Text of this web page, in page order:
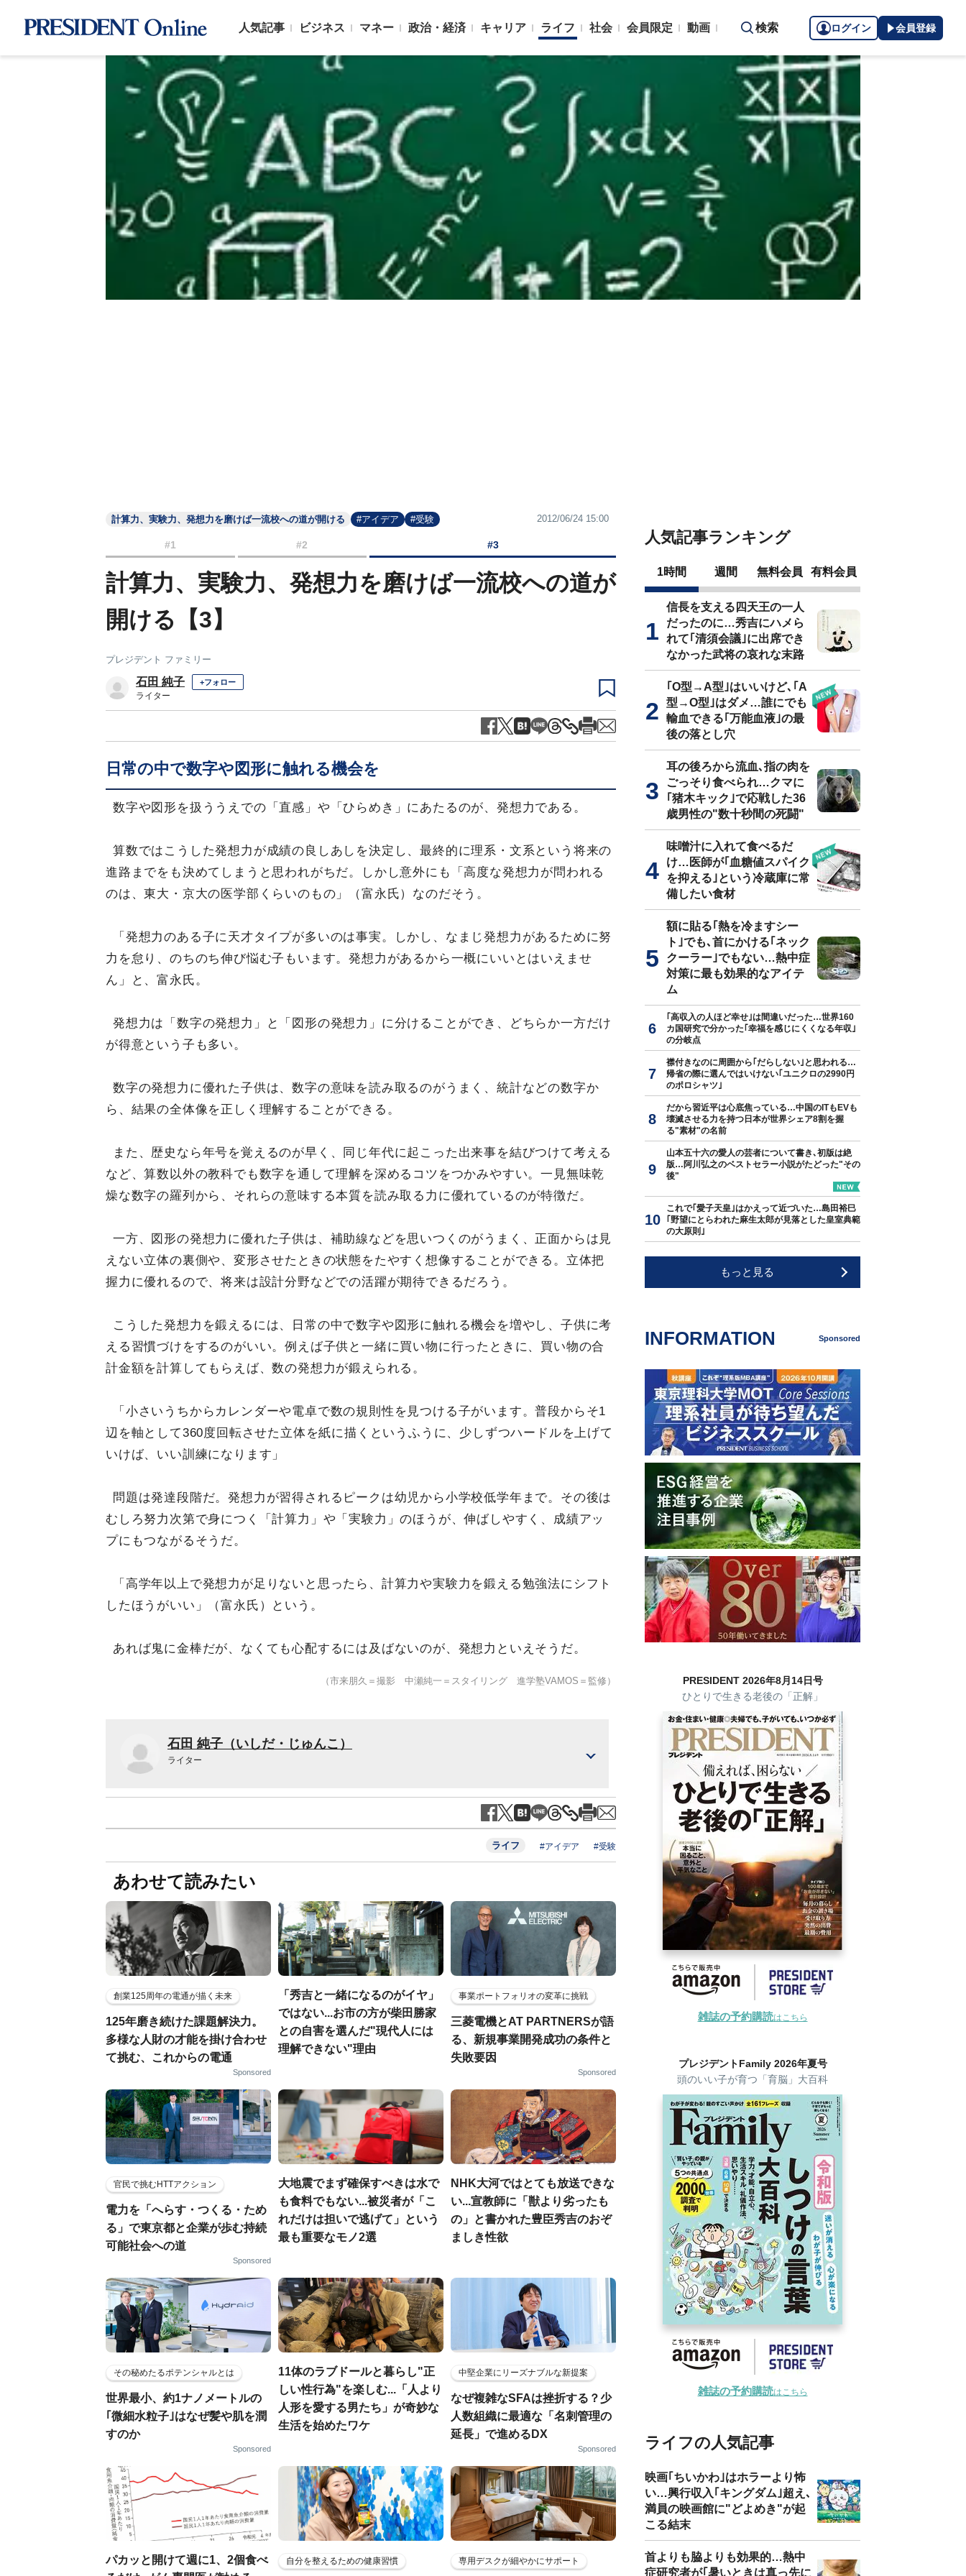
人気記事 ビジネス マネー 政治・経済 キャリア ライフ 社会 会員限定 動画 検索 ログイン 会員登録
計算力、実験力、発想力を磨けば一流校への道が開ける #アイデア #受験 2012/06/24 15:00
#1 #2 #3
計算力、実験力、発想力を磨けば一流校への道が
開ける【3】
プレジデント ファミリー
石田 純子 +フォロー
ライター
日常の中で数字や図形に触れる機会を
数字や図形を扱ううえでの「直感」や「ひらめき」にあたるのが、発想力である。
算数ではこうした発想力が成績の良しあしを決定し、最終的に理系・文系という将来の
進路までをも決めてしまうと思われがちだ。しかし意外にも「高度な発想力が問われる
のは、東大・京大の医学部くらいのもの」（富永氏）なのだそう。
「発想力のある子に天才タイプが多いのは事実。しかし、なまじ発想力があるために努
力を怠り、のちのち伸び悩む子もいます。発想力があるから一概にいいとはいえませ
ん」と、富永氏。
発想力は「数字の発想力」と「図形の発想力」に分けることができ、どちらか一方だけ
が得意という子も多い。
数字の発想力に優れた子供は、数字の意味を読み取るのがうまく、統計などの数字か
ら、結果の全体像を正しく理解することができる。
また、歴史なら年号を覚えるのが早く、同じ年代に起こった出来事を結びつけて考える
など、算数以外の教科でも数字を通して理解を深めるコツをつかみやすい。一見無味乾
燥な数字の羅列から、それらの意味する本質を読み取る力に優れているのが特徴だ。
一方、図形の発想力に優れた子供は、補助線などを思いつくのがうまく、正面からは見
えない立体の裏側や、変形させたときの状態をたやすく想像することができる。立体把
握力に優れるので、将来は設計分野などでの活躍が期待できるだろう。
こうした発想力を鍛えるには、日常の中で数字や図形に触れる機会を増やし、子供に考
える習慣づけをするのがいい。例えば子供と一緒に買い物に行ったときに、買い物の合
計金額を計算してもらえば、数の発想力が鍛えられる。
「小さいうちからカレンダーや電卓で数の規則性を見つける子がいます。普段からそ1
辺を軸として360度回転させた立体を紙に描くというふうに、少しずつハードルを上げて
いけば、いい訓練になります」
問題は発達段階だ。発想力が習得されるピークは幼児から小学校低学年まで。その後は
むしろ努力次第で身につく「計算力」や「実験力」のほうが、伸ばしやすく、成績アッ
プにもつながるそうだ。
「高学年以上で発想力が足りないと思ったら、計算力や実験力を鍛える勉強法にシフト
したほうがいい」（富永氏）という。
あれば鬼に金棒だが、なくても心配するには及ばないのが、発想力といえそうだ。
（市来朋久＝撮影 中瀬純一＝スタイリング 進学塾VAMOS＝監修）
石田 純子（いしだ・じゅんこ）
ライター
ライフ #アイデア #受験
あわせて読みたい
創業125周年の電通が描く未来
125年磨き続けた課題解決力。
多様な人財の才能を掛け合わせ
て挑む、これからの電通
Sponsored
「秀吉と一緒になるのがイヤ」
ではない...お市の方が柴田勝家
との自害を選んだ"現代人には
理解できない"理由
事業ポートフォリオの変革に挑戦
三菱電機とAT PARTNERSが語
る、新規事業開発成功の条件と
失敗要因
Sponsored
官民で挑むHTTアクション
電力を「へらす・つくる・ため
る」で東京都と企業が歩む持続
可能社会への道
Sponsored
大地震でまず確保すべきは水で
も食料でもない...被災者が「こ
れだけは担いで逃げて」という
最も重要なモノ2選
NHK大河ではとても放送できな
い...宣教師に「獣より劣ったも
の」と書かれた豊臣秀吉のおぞ
ましき性欲
その秘めたるポテンシャルとは
世界最小、約1ナノメートルの
｢微細水粒子｣はなぜ髪や肌を潤
すのか
Sponsored
11体のラブドールと暮らし"正
しい性行為"を楽しむ...「人より
人形を愛する男たち」が奇妙な
生活を始めたワケ
中堅企業にリーズナブルな新提案
なぜ複雑なSFAは挫折する？少
人数組織に最適な「名刺管理の
延長」で進めるDX
Sponsored
パカッと開けて週に1、2個食べ
自分を整えるための健康習慣 専用デスクが細やかにサポート
人気記事ランキング
1時間 週間 無料会員 有料会員
信長を支える四天王の一人
だったのに…秀吉にハメら
れて｢清須会議｣に出席でき
なかった武将の哀れな末路
｢O型→A型｣はいいけど､｢A
型→O型｣はダメ…誰にでも
輸血できる｢万能血液｣の最
後の落とし穴
耳の後ろから流血､指の肉を
ごっそり食べられ…クマに
｢猪木キック｣で応戦した36
歳男性の"数十秒間の死闘"
味噌汁に入れて食べるだ
け…医師が｢血糖値スパイク
を抑える｣という冷蔵庫に常
備したい食材
額に貼る｢熱を冷ますシー
ト｣でも､首にかける｢ネック
クーラー｣でもない…熱中症
対策に最も効果的なアイテ
ム
｢高収入の人ほど幸せ｣は間違いだった…世界160
カ国研究で分かった｢幸福を感じにくくなる年収｣
の分岐点
襟付きなのに周囲から｢だらしない｣と思われる…
帰省の際に選んではいけない｢ユニクロの2990円
のポロシャツ｣
だから習近平は心底焦っている…中国のITもEVも
壊滅させる力を持つ日本が世界シェア8割を握
る"素材"の名前
山本五十六の愛人の芸者について書き､初版は絶
版…阿川弘之のベストセラー小説がたどった"その
後"
これで｢愛子天皇｣はかえって近づいた…島田裕巳
｢野望にとらわれた麻生太郎が見落とした皇室典範
の大原則｣
もっと見る
INFORMATION Sponsored
PRESIDENT 2026年8月14日号
ひとりで生きる老後の「正解」
雑誌の予約購読はこちら
プレジデントFamily 2026年夏号
頭のいい子が育つ「育脳」大百科
雑誌の予約購読はこちら
ライフの人気記事
映画｢ちいかわ｣はホラーより怖
い…興行収入｢キングダム｣超え､
満員の映画館に"どよめき"が起
こる結末
首よりも脇よりも効果的…熱中
症研究者が｢暑いときは真っ先に